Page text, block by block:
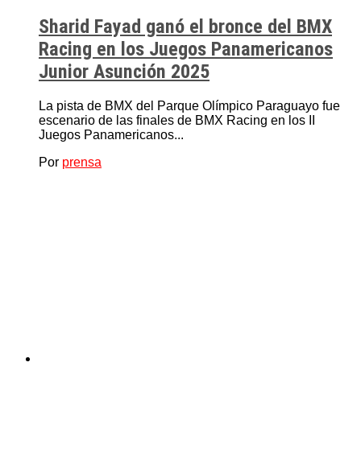
Sharid Fayad ganó el bronce del BMX
Racing en los Juegos Panamericanos
Junior Asunción 2025
La pista de BMX del Parque Olímpico Paraguayo fue
escenario de las finales de BMX Racing en los II
Juegos Panamericanos...
Por prensa